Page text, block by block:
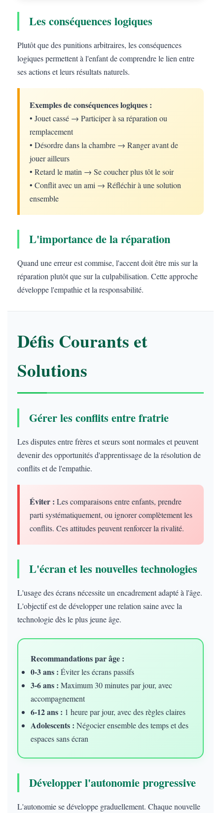
Les conséquences logiques
Plutôt que des punitions arbitraires, les conséquences
logiques permettent à l'enfant de comprendre le lien entre
ses actions et leurs résultats naturels.
Exemples de conséquences logiques :
• Jouet cassé → Participer à sa réparation ou
remplacement
• Désordre dans la chambre → Ranger avant de
jouer ailleurs
• Retard le matin → Se coucher plus tôt le soir
• Conflit avec un ami → Réfléchir à une solution
ensemble
L'importance de la réparation
Quand une erreur est commise, l'accent doit être mis sur la
réparation plutôt que sur la culpabilisation. Cette approche
développe l'empathie et la responsabilité.
Défis Courants et
Solutions
Gérer les conflits entre fratrie
Les disputes entre frères et sœurs sont normales et peuvent
devenir des opportunités d'apprentissage de la résolution de
conflits et de l'empathie.
Éviter : Les comparaisons entre enfants, prendre
parti systématiquement, ou ignorer complètement les
conflits. Ces attitudes peuvent renforcer la rivalité.
L'écran et les nouvelles technologies
L'usage des écrans nécessite un encadrement adapté à l'âge.
L'objectif est de développer une relation saine avec la
technologie dès le plus jeune âge.
Recommandations par âge :
0-3 ans : Éviter les écrans passifs
3-6 ans : Maximum 30 minutes par jour, avec
accompagnement
6-12 ans : 1 heure par jour, avec des règles claires
Adolescents : Négocier ensemble des temps et des
espaces sans écran
Développer l'autonomie progressive
L'autonomie se développe graduellement. Chaque nouvelle